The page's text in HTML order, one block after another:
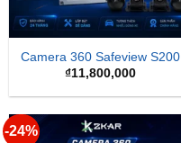
Camera 360 Safeview S200
₫11,800,000
-24%